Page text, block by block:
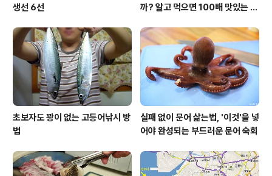
생선 6선
까? 알고 먹으면 100배 맛있는 농
초보자도 꽝이 없는 고등어낚시 방
법
실패 없이 문어 삶는법, '이것'을 넣
어야 완성되는 부드러운 문어 숙회